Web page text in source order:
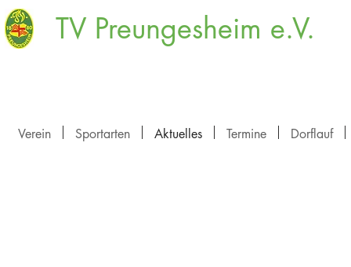
TV Preungesheim e.V.
Verein Sportarten Aktuelles Termine Dorflauf